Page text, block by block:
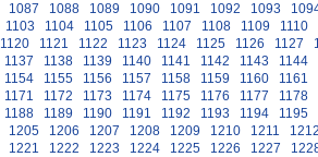
1087 1088 1089 1090 1091 1092 1093
1103 1104 1105 1106 1107 1108 1109
1110
1120 1121 1122 1123 1124 1125 1126 1127
1137 1138 1139 1140 1141 1142 1143
1144
1154 1155 1156 1157 1158 1159 1160
1161
1171 1172 1173 1174 1175 1176 1177
1178
1188 1189 1190 1191 1192 1193 1194
1195
1205 1206 1207 1208 1209 1210 1211
1221 1222 1223 1224 1225 1226 1227